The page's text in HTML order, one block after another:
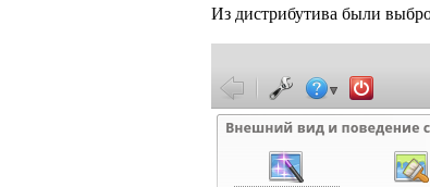
Из дистрибутива были